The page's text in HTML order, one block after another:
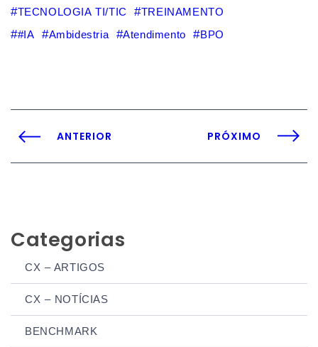
Categorias
CX – ARTIGOS
CX – NOTÍCIAS
BENCHMARK
TECNOLOGIA TI/TIC
TREINAMENTO
#IA
Ambidestria Atendimento BPO
ANTERIOR PRÓXIMO